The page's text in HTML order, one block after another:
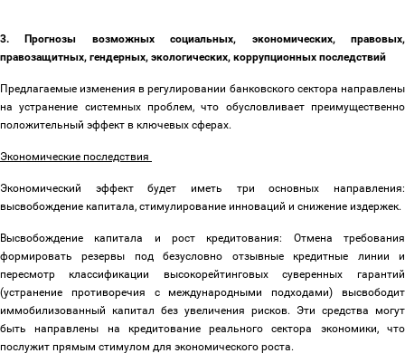
3. Прогнозы возможных социальных, экономических, правовых,
правозащитных, гендерных, экологических, коррупционных последствий
Предлагаемые изменения в регулировании банковского сектора направлены
на устранение системных проблем, что обусловливает преимущественно
положительный эффект в ключевых сферах.
Экономические последствия
Экономический эффект будет иметь три основных направления:
высвобождение капитала, стимулирование инноваций и снижение издержек.
Высвобождение капитала и рост кредитования: Отмена требования
формировать резервы под безусловно отзывные кредитные линии и
пересмотр классификации высокорейтинговых суверенных гарантий
(устранение противоречия с международными подходами) высвободит
иммобилизованный капитал без увеличения рисков. Эти средства могут
быть направлены на кредитование реального сектора экономики, что
послужит прямым стимулом для экономического роста.